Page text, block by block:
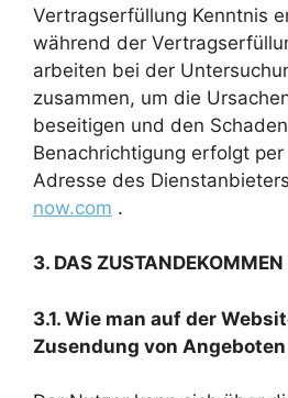
Vertragserfüllung Kenntnis
während der
arbeiten bei der
zusammen, um die
beseitigen und den
Benachrichtigung erfolgt
Adresse des
now.com .
3. DAS ZUSTANDEKOMMEN
3.1. Wie man auf der
Zusendung von Angeboten